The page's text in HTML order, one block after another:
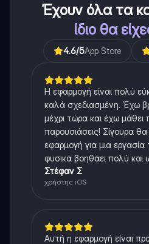
Έχουν όλα τα
ίδιο θα
4.6/5App Store
Η εφαρμογή είναι πολύ
καλά σχεδιασμένη. Έχω
μέχρι τώρα και έχω
παρουσιάσεις! Σίγουρα
εφαρμογή για μια
φυσικά βοηθάει πολύ και
Στέφαν Σ
χρήστης iOS
Αυτή η εφαρμογή είναι